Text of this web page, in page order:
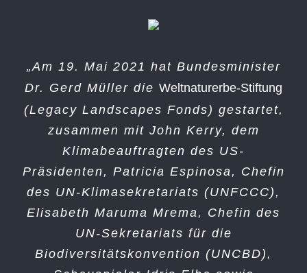
„Am 19. Mai 2021 hat Bundesminister
Dr. Gerd Müller die Weltnaturerbe-Stiftung
(Legacy Landscapes Fonds) gestartet,
zusammen mit John Kerry, dem
Klimabeauftragten des US-
Präsidenten, Patricia Espinosa, Chefin
des UN-Klimasekretariats (UNFCCC),
Elisabeth Maruma Mrema, Chefin des
UN-Sekretariats für die
Biodiversitätskonvention (UNCBD),